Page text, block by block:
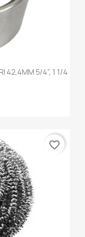
42,4MM 5/4", 1 1/4
favorite_border